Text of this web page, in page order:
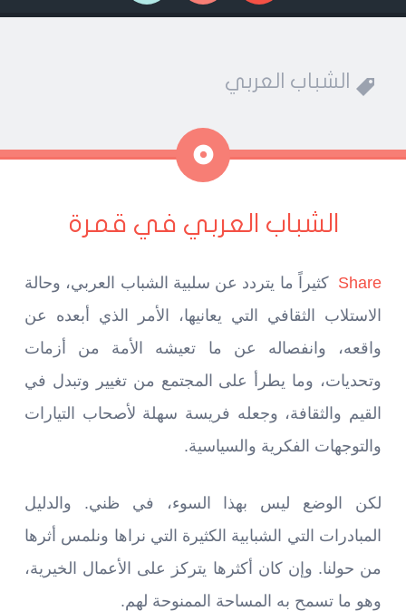
Menu
Widgets
Search
الشباب العربي
ملاحظة
الشباب العربي في قمرة
Share كثيراً ما يتردد عن سلبية الشباب العربي، وحالة
الاستلاب الثقافي التي يعانيها، الأمر الذي أبعده عن
واقعه، وانفصاله عن ما تعيشه الأمة من أزمات
وتحديات، وما يطرأ على المجتمع من تغيير وتبدل في
القيم والثقافة، وجعله فريسة سهلة لأصحاب التيارات
والتوجهات الفكرية والسياسية.
لكن الوضع ليس بهذا السوء، في ظني. والدليل
المبادرات التي الشبابية الكثيرة التي نراها ونلمس أثرها
من حولنا. وإن كان أكثرها يتركز على الأعمال الخيرية،
وهو ما تسمح به المساحة الممنوحة لهم.